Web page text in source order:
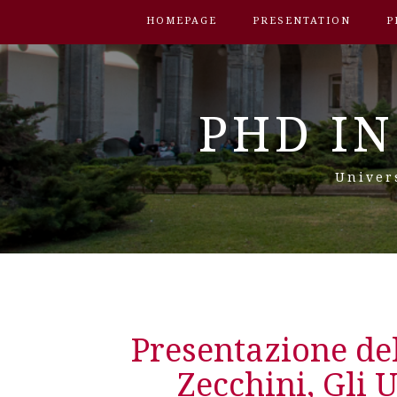
HOMEPAGE PRESENTATION
PHD
Presentazione
Zecchini, Gli